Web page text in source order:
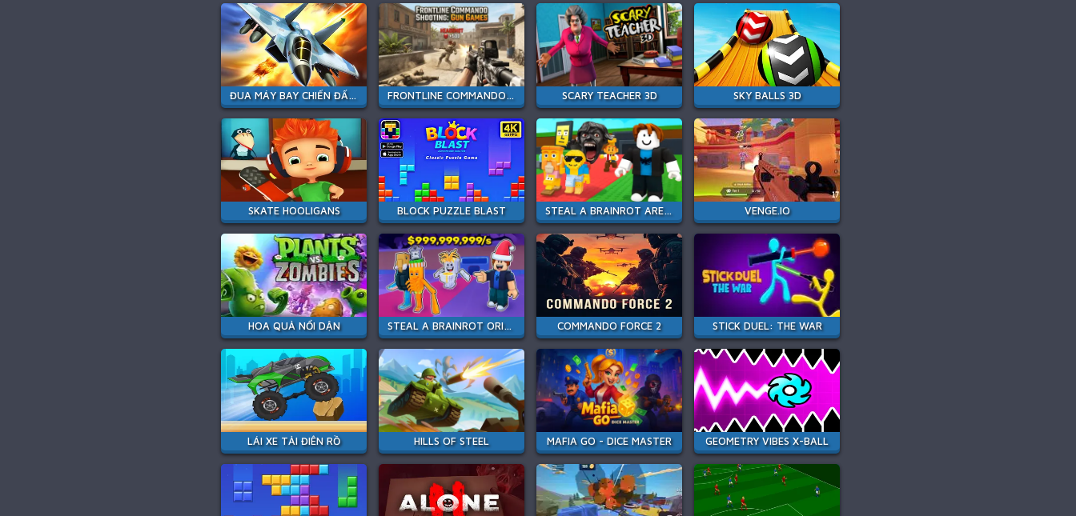
ĐUA MÁY BAY CHIẾN ĐẤU PHẢN LỰC FRONTLINE COMMANDO SHOOTING SCARY TEACHER 3D SKY BALLS 3D
SKATE HOOLIGANS BLOCK PUZZLE BLAST STEAL A BRAINROT ARENA 67 VENGE.IO
HOA QUẢ NỔI DẬN STEAL A BRAINROT ORIGINAL 3D COMMANDO FORCE 2 STICK DUEL: THE WAR
LÁI XE TẢI ĐIÊN RỒ HILLS OF STEEL MAFIA GO - DICE MASTER GEOMETRY VIBES X-BALL